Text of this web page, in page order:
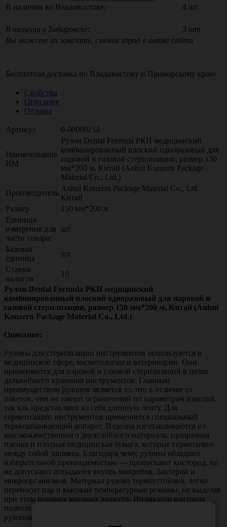
В наличии во Владивостоке: 4 шт
В наличии в Хабаровске:
3 шт
Вы можете их заказать, сменив город в шапке сайта
Бесплатная доставка по Владивостоку и Приморскому краю
Свойства
Описание
Отзывы
Артикул 0-00000154
Наименование
ИМ
Рулон Dental Formula РКП медицинский
комбинированный плоский одноразовый для
паровой и газовой стерилизации, размер 150
мм*200 м, Китай (Anhui Konzern Package
Material Co., Ltd.)
Производитель
Anhui Konzern Package Material Co., Ltd.
Китай
Размер
150 мм*200 м
Единица
измерения для
части товара:
шт
Базовая
единица
шт
Ставки
налогов
10
Рулон Dental Formula РКП медицинский
комбинированный плоский одноразовый для паровой и
газовой стерилизации, размер 150 мм*200 м, Китай (Anhui
Konzern Package Material Co., Ltd.)
Описание:
Рулоны для стерилизации инструментов используются в
медицинской сфере, косметологии и ветеринарии. Они
применяются для паровой и газовой стерилизаций в целях
дальнейшего хранения инструментов. Главным
преимуществом рулонов является то, что в отличие от
пакетов, они не имеют ограничений по параметрам изделий,
так как представляют из себя длинную ленту. Для
герметизации инструментов применяется специальный
термозапаивающий аппарат. Изделия изготавливаются из
высококачественного двухслойного материала: прозрачная
пленка и плотная медицинская бумага, которые герметично
между собой запаяны. Благодаря чему, рулоны обладают
избирательной проницаемостью — пропускают кислород, но
не допускают попадания внутрь микробов, бактерий и
микроорганизмов. Материал рулона термоустойчив, легко
переносит пар и высокие температурные режимы, не выделяя
при этом никаких вредных веществ. Индикатор контроля
позволяет отслеживать стерильность использованных
рулонов.